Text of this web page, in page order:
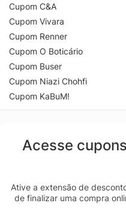
Cupom C&A
Cupom Vivara
Cupom Renner
Cupom O Boticário
Cupom Buser
Cupom Niazi Chohfi
Cupom KaBuM!
Acesse
Ative a extensão de
de finalizar uma compra